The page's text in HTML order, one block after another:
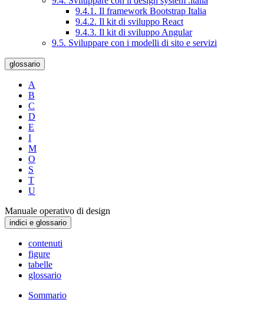
9.4.1. Il framework Bootstrap Italia
9.4.2. Il kit di sviluppo React
9.4.3. Il kit di sviluppo Angular
9.5. Sviluppare con i modelli di sito e servizi
glossario
A
B
C
D
E
I
M
O
S
T
U
Manuale operativo di design
indici e glossario
contenuti
figure
tabelle
glossario
Sommario